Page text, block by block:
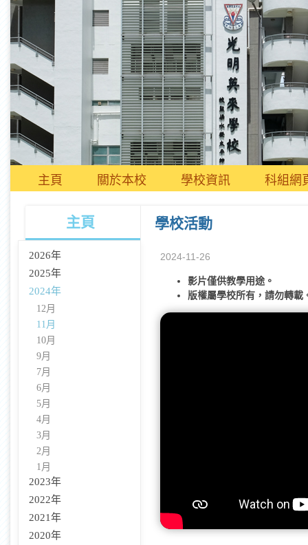
主頁 關於本校 學校資訊 科組網
主頁 學校活動
2026年
2025年
2024年
12月
11月
10月
9月
7月
6月
5月
4月
3月
2月
1月
2023年
2022年
2021年
2020年
2024-11-26
影片僅供教學用途。
版權屬學校所有，請勿轉載